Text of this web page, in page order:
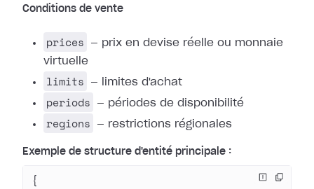
Conditions de vente
prices
— prix en devise réelle ou monnaie
virtuelle
limits — limites d'achat
periods — périodes de disponibilité
regions — restrictions régionales
Exemple de structure d'entité principale :
{